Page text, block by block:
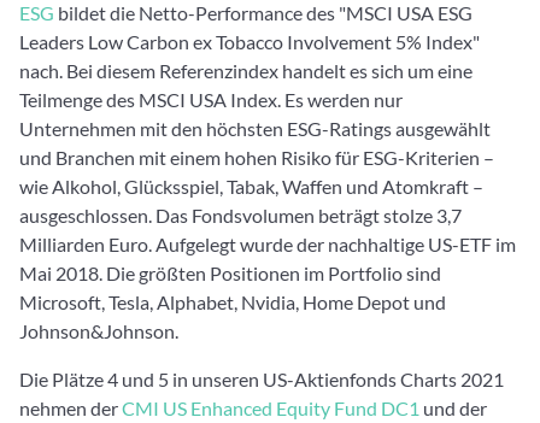
ESG bildet die Netto-Performance des "MSCI USA ESG
Leaders Low Carbon ex Tobacco Involvement 5% Index"
nach. Bei diesem Referenzindex handelt es sich um eine
Teilmenge des MSCI USA Index. Es werden nur
Unternehmen mit den höchsten ESG-Ratings ausgewählt
und Branchen mit einem hohen Risiko für ESG-Kriterien –
wie Alkohol, Glücksspiel, Tabak, Waffen und Atomkraft –
ausgeschlossen. Das Fondsvolumen beträgt stolze 3,7
Milliarden Euro. Aufgelegt wurde der nachhaltige US-ETF im
Mai 2018. Die größten Positionen im Portfolio sind
Microsoft, Tesla, Alphabet, Nvidia, Home Depot und
Johnson&Johnson.
Die Plätze 4 und 5 in unseren US-Aktienfonds Charts 2021
nehmen derCMI US Enhanced Equity Fund DC1 und der